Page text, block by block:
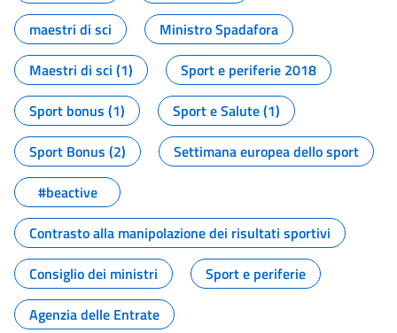
maestri di sci
Ministro Spadafora
Maestri di sci (1)
Sport e periferie 2018
Sport bonus (1)
Sport e Salute (1)
Sport Bonus (2)
Settimana europea dello sport
#beactive
Contrasto alla manipolazione dei risultati sportivi
Consiglio dei ministri
Sport e periferie
Agenzia delle Entrate